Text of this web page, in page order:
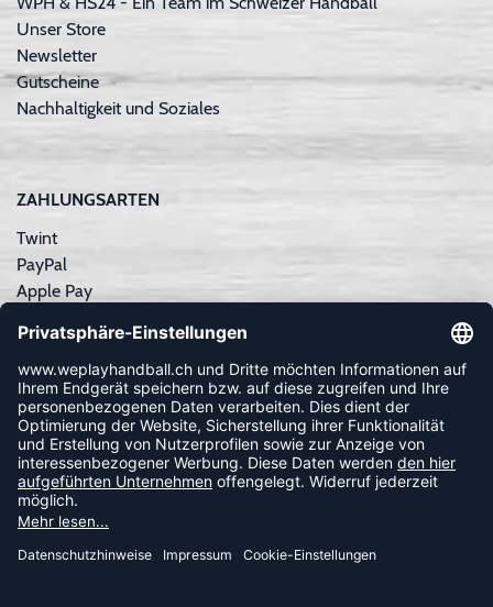
Unser Store
Newsletter
Gutscheine
Nachhaltigkeit und Soziales
ZAHLUNGSARTEN
Twint
PayPal
Apple Pay
Kreditkarte
Rechnungskauf
NEWSLETTER
FOLLOW US